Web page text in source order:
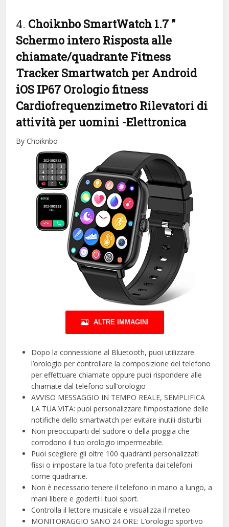
4. Choiknbo SmartWatch 1.7 ”
Schermo intero Risposta alle
chiamate/quadrante Fitness
Tracker Smartwatch per Android
iOS IP67 Orologio fitness
Cardiofrequenzimetro Rilevatori di
attività per uomini -Elettronica
By Choiknbo
ALTRE IMMAGINI
Dopo la connessione al Bluetooth, puoi utilizzare
l’orologio per controllare la composizione del telefono
per effettuare chiamate oppure puoi rispondere alle
chiamate dal telefono sull’orologio
AVVISO MESSAGGIO IN TEMPO REALE, SEMPLIFICA
LA TUA VITA: puoi personalizzare l’impostazione delle
notifiche dello smartwatch per evitare inutili disturbi
Non preoccuparti del sudore o della pioggia che
corrodono il tuo orologio impermeabile.
Puoi scegliere gli oltre 100 quadranti personalizzati
fissi o impostare la tua foto preferita dai telefoni
come quadrante.
Non è necessario tenere il telefono in mano a lungo, a
mani libere e goderti i tuoi sport.
Controlla il lettore musicale e visualizza il meteo
MONITORAGGIO SANO 24 ORE: L’orologio sportivo